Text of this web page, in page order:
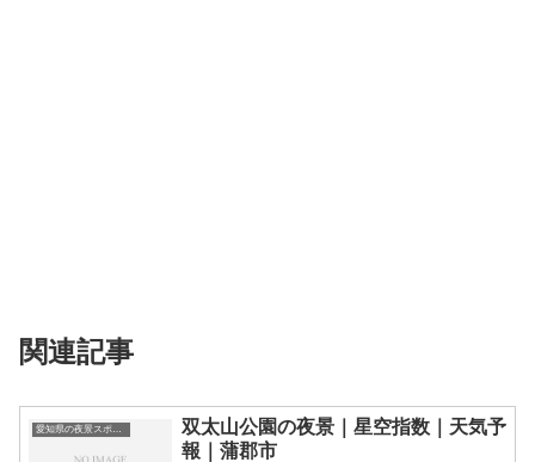
関連記事
愛知県の夜景スポット一覧
双太山公園の夜景｜星空指数｜天気予
報｜蒲郡市